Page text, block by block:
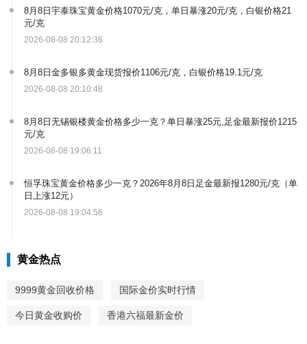
8月8日宇泰珠宝黄金价格1070元/克，单日暴涨20元/克，白银价格21
元/克
2026-08-08 20:12:36
8月8日金多银多黄金现货报价1106元/克，白银价格19.1元/克
2026-08-08 20:10:48
8月8日无锡银楼黄金价格多少一克？单日暴涨25元,足金最新报价1215
元/克
2026-08-08 19:06:11
恒孚珠宝黄金价格多少一克？2026年8月8日足金最新报1280元/克（单
日上涨12元）
2026-08-08 19:04:56
黄金热点
9999黄金回收价格 国际金价实时行情
今日黄金收购价 香港六福最新金价